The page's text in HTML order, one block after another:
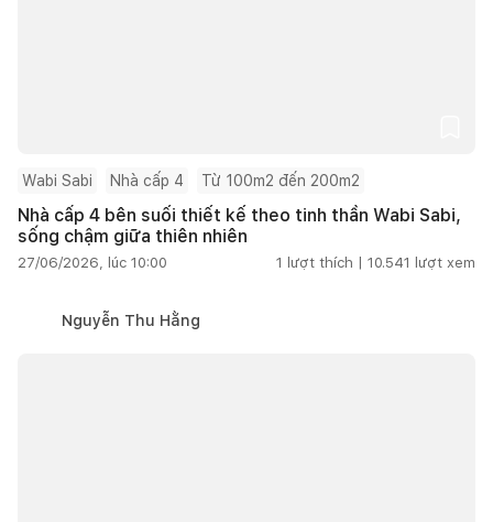
Wabi Sabi Nhà cấp 4 Từ 100m2 đến 200m2
Nhà cấp 4 bên suối thiết kế theo tinh thần Wabi Sabi,
sống chậm giữa thiên nhiên
27/06/2026, lúc 10:00 1 lượt thích | 10.541 lượt xem
Nguyễn Thu Hằng